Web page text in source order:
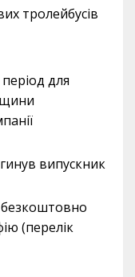
тролейбусів
для
випускник
(перелік